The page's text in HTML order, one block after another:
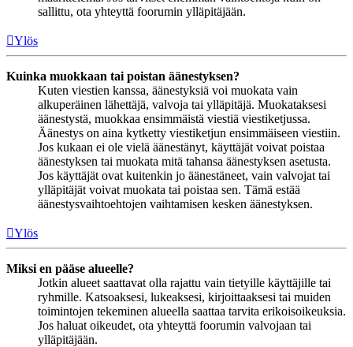
sallittu, ota yhteyttä foorumin ylläpitäjään.
Ylös
Kuinka muokkaan tai poistan äänestyksen?
Kuten viestien kanssa, äänestyksiä voi muokata vain
alkuperäinen lähettäjä, valvoja tai ylläpitäjä. Muokataksesi
äänestystä, muokkaa ensimmäistä viestiä viestiketjussa.
Äänestys on aina kytketty viestiketjun ensimmäiseen viestiin.
Jos kukaan ei ole vielä äänestänyt, käyttäjät voivat poistaa
äänestyksen tai muokata mitä tahansa äänestyksen asetusta.
Jos käyttäjät ovat kuitenkin jo äänestäneet, vain valvojat tai
ylläpitäjät voivat muokata tai poistaa sen. Tämä estää
äänestysvaihtoehtojen vaihtamisen kesken äänestyksen.
Ylös
Miksi en pääse alueelle?
Jotkin alueet saattavat olla rajattu vain tietyille käyttäjille tai
ryhmille. Katsoaksesi, lukeaksesi, kirjoittaaksesi tai muiden
toimintojen tekeminen alueella saattaa tarvita erikoisoikeuksia.
Jos haluat oikeudet, ota yhteyttä foorumin valvojaan tai
ylläpitäjään.